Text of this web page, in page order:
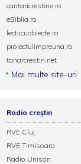
cantaricrestine.ro
eBiblia.ro
lectiicuobiecte.ro
proiectulimpreuna.ro
tanarcrestin.net
Mai multe site-uri
Radio creștin
RVE Cluj
RVE Timisoara
Radio Unison